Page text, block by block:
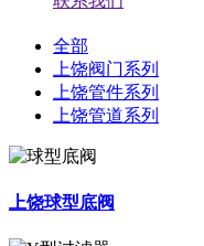
全部
上饶阀门系列
上饶管件系列
上饶管道系列
上饶球型底阀